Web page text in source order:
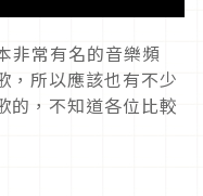
非常有名的音樂頻
，所以應該也有不少
的，不知道各位比較